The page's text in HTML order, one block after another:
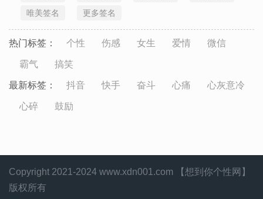
唯美签名
更多签名
热门标签： 个性 伤感 女生 爱情 微信
霸气 搞笑
最新标签： 抖音 快手 奋斗 心痛 心灰意冷
心碎 鼓励
Copyright 2021-2024 www.xdn001.com 【想到你个性网】
版权所有